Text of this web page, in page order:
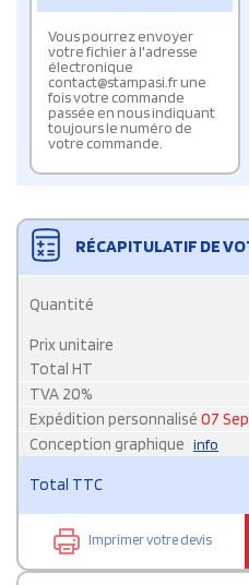
Vous pourrez envoyer
votre fichier à l'adresse
électronique
contact@stampasi.fr une
fois votre commande
passée en nous indiquant
toujours le numéro de
votre commande.
RÉCAPITULATIF DE
Quantité
Prix unitaire
Total HT
TVA 20%
Expédition personnalisé 07
Conception graphique info
Total TTC
Imprimer votre devis